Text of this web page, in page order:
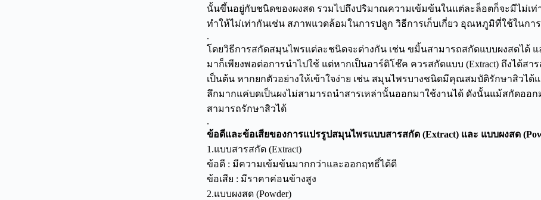
นั้นขึ้นอยู่กับชนิดของผงสด รวมไปถึงปริมาณความเข้มข้นในแต่ละล็อตก็จะมีไม่เท่
ทำให้ไม่เท่ากันเช่น สภาพแวดล้อมในการปลูก วิธีการเก็บเกี่ยว อุณหภูมิที่ใช้ในกา
.
โดยวิธีการสกัดสมุนไพรแต่ละชนิดจะต่างกัน เช่น ขมิ้นสามารถสกัดแบบผงสดได้
มาก็เพียงพอต่อการนำไปใช้ แต่หากเป็นอาร์ติโช๊ค ควรสกัดแบบ (Extract) ถึงได้สา
เป็นต้น หากยกตัวอย่างให้เข้าใจง่าย เช่น สมุนไพรบางชนิดมีคุณสมบัติรักษาสิวได้
ลึกมากแค่บดเป็นผงไม่สามารถนำสารเหล่านั้นออกมาใช้งานได้ ดังนั้นแม้สกัดออก
สามารถรักษาสิวได้
.
ข้อดีและข้อเสียของการแปรรูปสมุนไพรแบบสารสกัด (Extract) และ แบบผงสด
1.แบบสารสกัด (Extract)
ข้อดี : มีความเข้มข้นมากกว่าและออกฤทธิ์ได้ดี
ข้อเสีย : มีราคาค่อนข้างสูง
2.แบบผงสด (Powder)